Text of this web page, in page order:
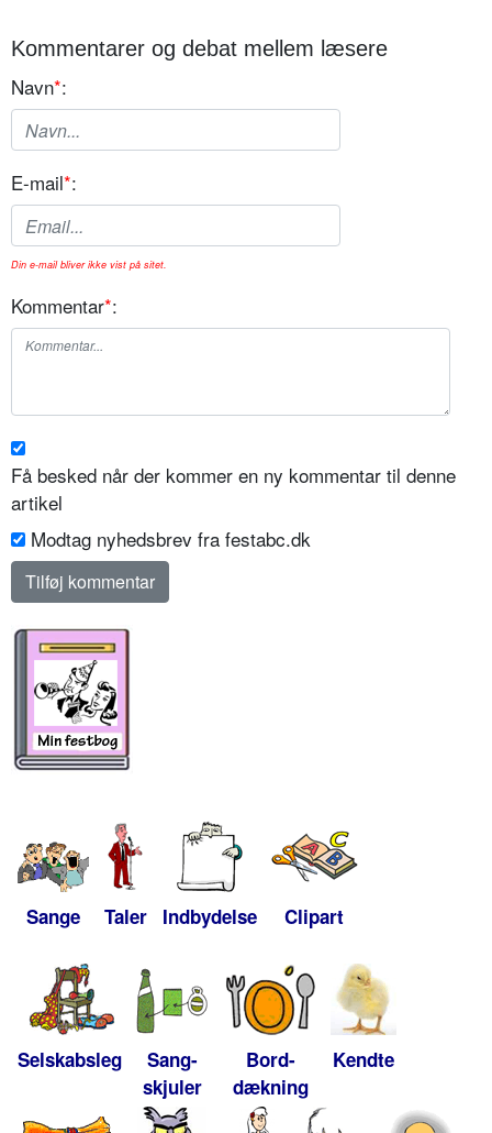
Kommentarer og debat mellem læsere
Navn*:
E-mail*:
Din e-mail bliver ikke vist på sitet.
Kommentar*:
Få besked når der kommer en ny kommentar til denne
artikel
Modtag nyhedsbrev fra festabc.dk
Sange Taler Indbydelse Clipart
Selskabsleg
Sang-
skjuler
Bord-
dækning
Kendte